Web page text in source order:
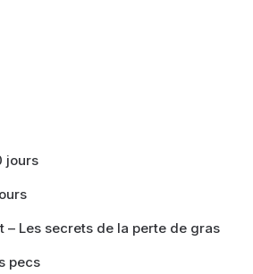
jours
– Les secrets de la perte de gras
pecs